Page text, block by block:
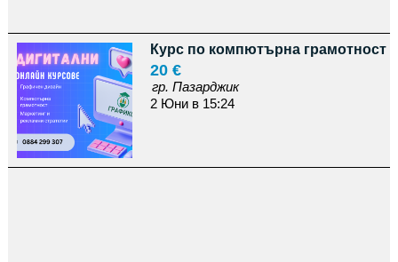
Курс по компютърна грамотност
20 €
гр. Пазарджик
2 Юни в 15:24